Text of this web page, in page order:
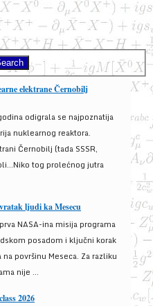
elektrane Černobilj
odigrala se najpoznatija
nuklearnog reaktora.
Černobilj (tada SSSR,
tog prolećnog jutra
ljudi ka Mesecu
NASA-ina misija programa
posadom i ključni korak
površinu Meseca. Za razliku
nije ...
2026